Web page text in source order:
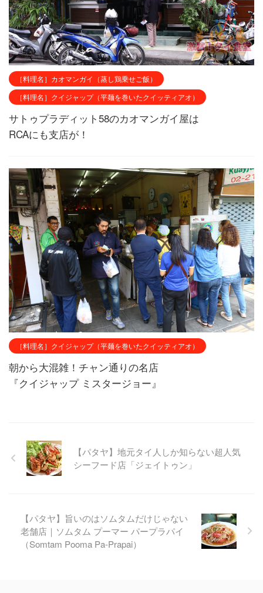
［料理名］カオマンガイ（蒸し鶏乗せご飯）
［料理名］クイジャップ（平麺を巻いたクイッティアオ）
サトゥプラディット58のカオマンガイ屋は
RCAにも支店が！
［料理名］クイジャップ（平麺を巻いたクイッティアオ）
朝から大混雑！チャン通りの名店
『クイジャップ ミスタージョー』
【パタヤ】地元タイ人しか知らない超人気
シーフード店「ジェイトゥン」
【パタヤ】旨いのはソムタムだけじゃない
老舗店｜ソムタム プーマー パープラパイ
（Somtam Pooma Pa-Prapai）